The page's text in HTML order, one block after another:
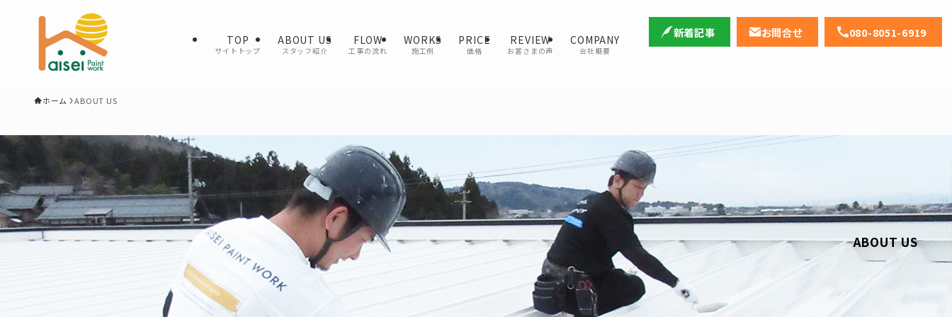
TOP
サイトトップ
ABOUT US
スタッフ紹介
FLOW
工事の流れ
WORKS
施工例
PRICE
価格
REVIEW
お客さまの声
COMPANY
会社概要
新着記事 お問合せ 080-8051-6919
ホーム ABOUT US
ABOUT US